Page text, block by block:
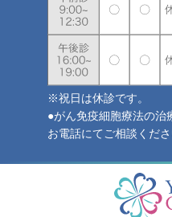
※祝日は休診です。
●がん免疫細胞療法の治
お電話にてご相談くださ